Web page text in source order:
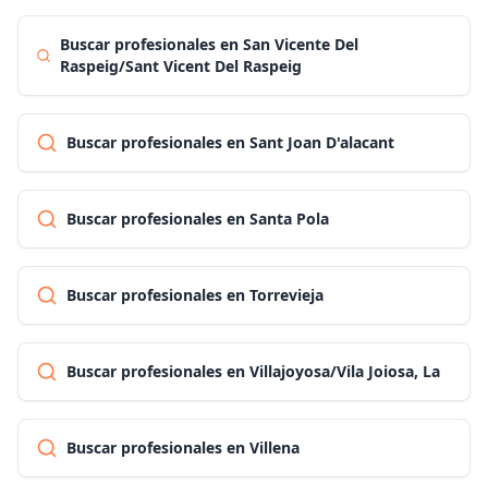
Buscar profesionales en San Vicente Del
Raspeig/Sant Vicent Del Raspeig
Buscar profesionales en Sant Joan D'alacant
Buscar profesionales en Santa Pola
Buscar profesionales en Torrevieja
Buscar profesionales en Villajoyosa/Vila Joiosa, La
Buscar profesionales en Villena